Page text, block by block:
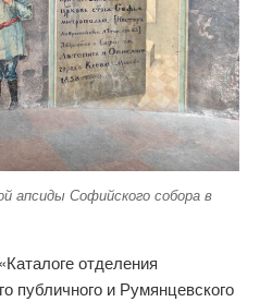
апсиды Софийского собора в
отделения
публичного и Румянцевского